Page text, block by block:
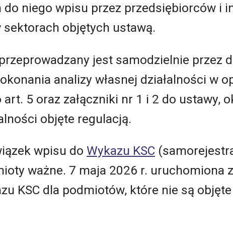
niego wpisu przez przedsiębiorców i
sektorach objętych ustawą.
jest samodzielnie przez
analizy własnej działalności w
5 oraz załączniki nr 1 i 2 do ustawy,
objęte regulacją.
wpisu do Wykazu KSC
ważne. 7 maja 2026 r. uruchomiona
KSC dla podmiotów, które nie są